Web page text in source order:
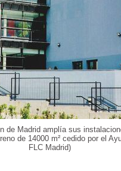
de Madrid amplía sus
de 14000 m² cedido por el
FLC Madrid)